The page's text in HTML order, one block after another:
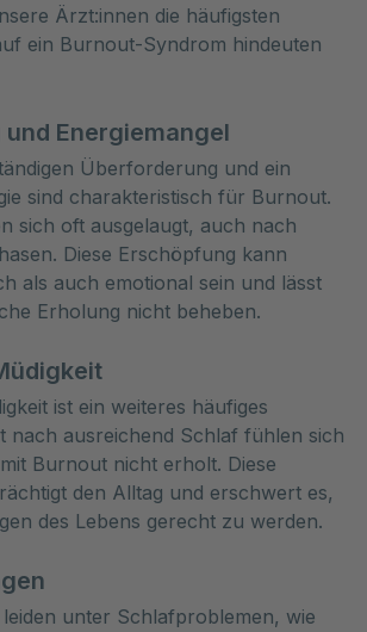
Ärzt:innen die häufigsten
ein Burnout-Syndrom hindeuten
Energiemangel
Überforderung und ein
sind charakteristisch für Burnout.
sich oft ausgelaugt, auch nach
Diese Erschöpfung kann
als auch emotional sein und lässt
Erholung nicht beheben.
ist ein weiteres häufiges
nach ausreichend Schlaf fühlen sich
Burnout nicht erholt. Diese
den Alltag und erschwert es,
des Lebens gerecht zu werden.
unter Schlafproblemen, wie